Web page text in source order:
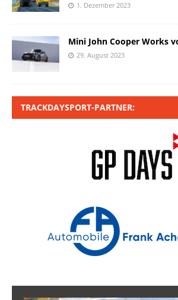
1. Dezember 2023
Mini John Cooper Works
29. August 2023
TRACKDAYSPORT-PARTNER: